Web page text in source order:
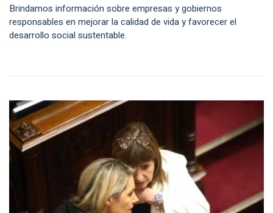
Brindamos información sobre empresas y gobiernos
responsables en mejorar la calidad de vida y favorecer el
desarrollo social sustentable.